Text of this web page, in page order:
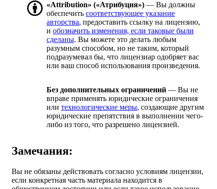
«Attribution» («Атрибуция») — Вы должны
обеспечить соответствующее указание
авторства, предоставить ссылку на лицензию,
и обозначить изменения, если таковые были
сделаны. Вы можете это делать любым
разумным способом, но не таким, который
подразумевал бы, что лицензиар одобряет вас
или ваш способ использования произведения.
Без дополнительных ограничений — Вы не
вправе применять юридические ограничения
или технологические меры, создающие другим
юридические препятствия в выполнении чего-
либо из того, что разрешено лицензией.
Замечания:
Вы не обязаны действовать согласно условиям лицензии,
если конкретная часть материала находится в